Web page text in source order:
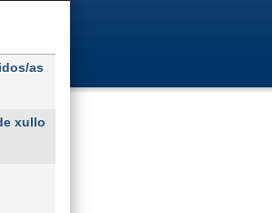
as
xullo